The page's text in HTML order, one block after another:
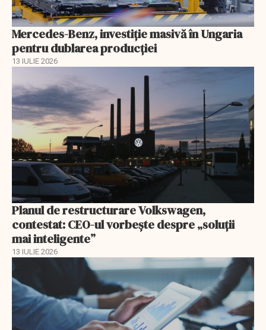
Mercedes-Benz, investiție masivă în Ungaria
pentru dublarea producției
13 IULIE 2026
Planul de restructurare Volkswagen,
contestat: CEO-ul vorbește despre „soluții
mai inteligente”
13 IULIE 2026